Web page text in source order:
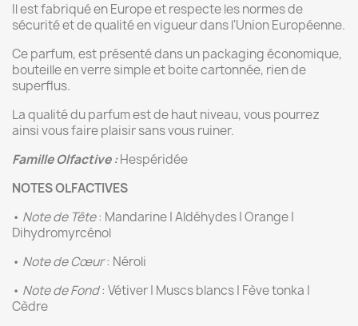
Il est fabriqué en Europe et respecte les normes de
sécurité et de qualité en vigueur dans l'Union Européenne.
Ce parfum, est présenté dans un packaging économique,
bouteille en verre simple et boite cartonnée, rien de
superflus.
La qualité du parfum est de haut niveau, vous pourrez
ainsi vous faire plaisir sans vous ruiner.
Famille Olfactive :Hespéridée
NOTES OLFACTIVES
• Note de Tête: Mandarine | Aldéhydes | Orange |
Dihydromyrcénol
• Note de Cœur: Néroli
• Note de Fond: Vétiver | Muscs blancs | Fève tonka |
Cèdre